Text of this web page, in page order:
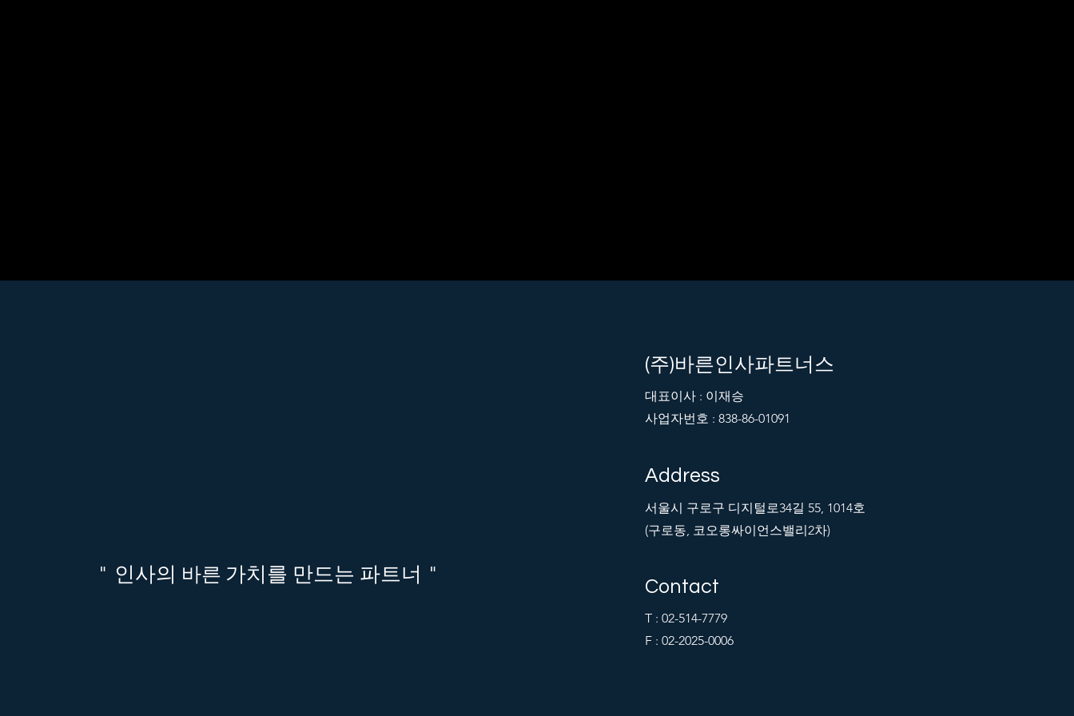
" 인사의 ​바른 가치를 만드는 파트너 "
(주)바른인사파트너스
​대표이사 : 이재승
사업자번호 : 838-86-01091
Address
서울시 구로구 디지털로34길 55, 1014호
(구로동, 코오롱싸이언스밸리2차)
Contact
T : 02-514-7779
F : 02-2025-0006